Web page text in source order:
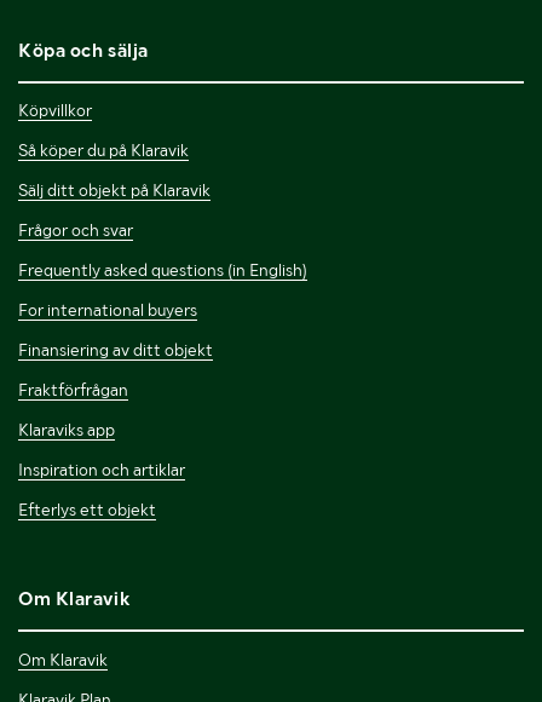
Köpa och sälja
Köpvillkor
Så köper du på Klaravik
Sälj ditt objekt på Klaravik
Frågor och svar
Frequently asked questions (in English)
For international buyers
Finansiering av ditt objekt
Fraktförfrågan
Klaraviks app
Inspiration och artiklar
Efterlys ett objekt
Om Klaravik
Om Klaravik